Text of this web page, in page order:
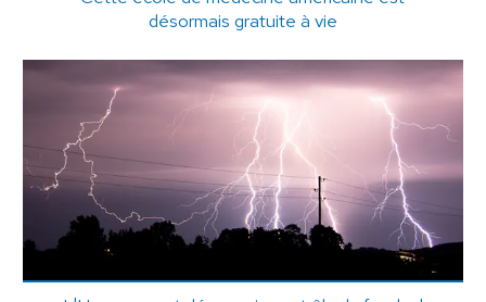
désormais gratuite à vie